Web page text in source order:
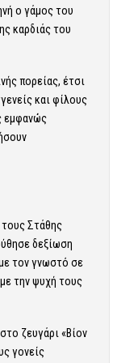
ο γάμος του
καρδιάς του
πορείας, έτσι
και φίλους
εμφανώς
Στάθης
δεξίωση
τον γνωστό σε
την ψυχή τους
ζευγάρι «Βίον
γονείς